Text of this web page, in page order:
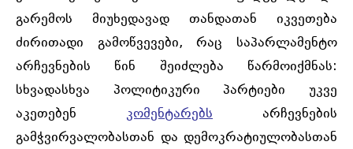
გარემოს მიუხედავად თანდათან იკვეთება
ძირითადი გამოწვევები, რაც საპარლამენტო
არჩევნების წინ შეიძლება წარმოიქმნას:
სხვადასხვა პოლიტიკური პარტიები უკვე
აკეთებენ კომენტარებს
არჩევნების
გამჭვირვალობასთან და დემოკრატიულობასთან